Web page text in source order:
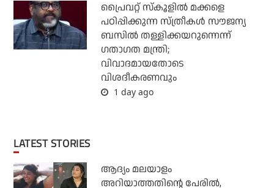
പ്രൈവറ്റ് സ്‌കൂളില്‍ മക്കളെ
പഠിപ്പിക്കുന്ന സ്ത്രീകള്‍ സൗജന്യ
ബസില്‍ തള്ളിക്കയറുന്നെന്ന്
ഗതാഗത മന്ത്രി;
വിവാദമായതോടെ
വിശദീകരണവും
1 day ago
LATEST STORIES
ആദ്യം മലയാളം
അറിയാത്തതിന്റെ പേരില്‍,